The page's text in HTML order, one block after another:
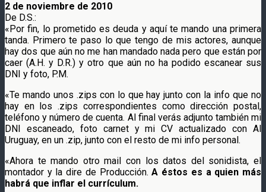
2 de noviembre de 2010
De D.S.:
«Por fin, lo prometido es deuda y aquí te mando una primera
tanda. Primero te paso lo que tengo de mis actores, aunque
hay dos que aún no me han mandado nada pero que están por
caer (A.H. y D.R.) y otro que aún no ha podido escanear sus
DNI y foto, P.M.
«Te mando unos .zips con lo que hay junto con la info que no
hay en los .zips correspondientes como dirección postal,
teléfono y número de cuenta. Al final verás adjunto también mi
DNI escaneado, foto carnet y mi CV actualizado con Al
Uruguay, en un .zip, junto con el resto de mi info personal.
«Ahora te mando otro mail con los datos del sonidista, el
montador y la dire de Producción.A éstos es a quien más
habrá que inflar el currículum.